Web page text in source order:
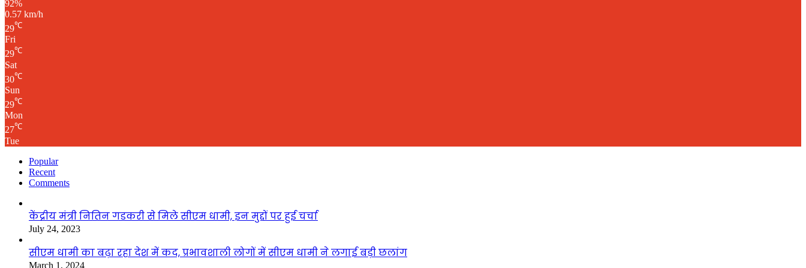
92%
0.57 km/h
29℃
Fri
29℃
Sat
30℃
Sun
29℃
Mon
27℃
Tue
Popular
Recent
Comments
केंद्रीय मंत्री नितिन गडकरी से मिले सीएम धामी, इन मुद्दों पर हुई चर्चा
July 24, 2023
सीएम धामी का बढ़ा रहा देश में कद, प्रभावशाली लोगों में सीएम धामी ने लगाई बड़ी छलांग
March 1, 2024